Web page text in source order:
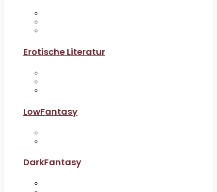
Erotische Literatur
LowFantasy
DarkFantasy